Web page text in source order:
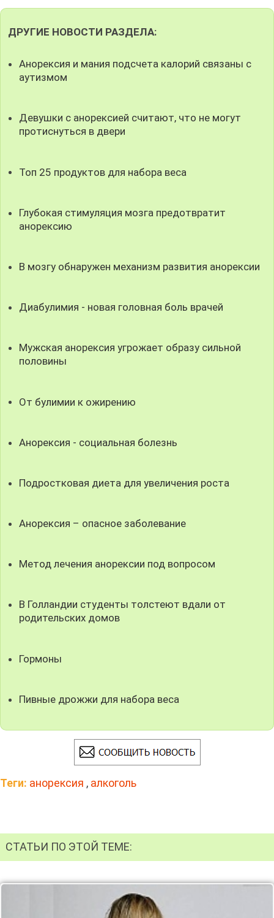
ДРУГИЕ НОВОСТИ РАЗДЕЛА:
Анорексия и мания подсчета калорий связаны с
аутизмом
Девушки с анорексией считают, что не могут
протиснуться в двери
Топ 25 продуктов для набора веса
Глубокая стимуляция мозга предотвратит
анорексию
В мозгу обнаружен механизм развития анорексии
Диабулимия - новая головная боль врачей
Мужская анорексия угрожает образу сильной
половины
От булимии к ожирению
Анорексия - социальная болезнь
Подростковая диета для увеличения роста
Анорексия – опасное заболевание
Метод лечения анорексии под вопросом
В Голландии студенты толстеют вдали от
родительских домов
Гормоны
Пивные дрожжи для набора веса
Теги: анорексия , алкоголь
СТАТЬИ ПО ЭТОЙ ТЕМЕ: